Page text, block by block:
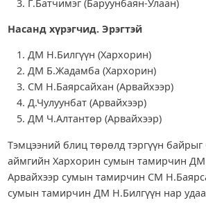
Г.Батчимэг (Баруунбаян-Улаан)
Насанд хүрэгчид. Эрэгтэй
ДМ Н.Билгүүн (Хархорин)
ДМ Б.Жадамба (Хархорин)
СМ Н.Баярсайхан (Арвайхээр)
Д.Чулуунбат (Арвайхээр)
ДМ Ч.Алтантөр (Арвайхээр)
Тэмцээний блиц төрөлд тэргүүн
аймгийн Хархорин сумын тамирчин
Арвайхээр сумын тамирчин СМ
сумын тамирчин ДМ Н.Билгүүн нар